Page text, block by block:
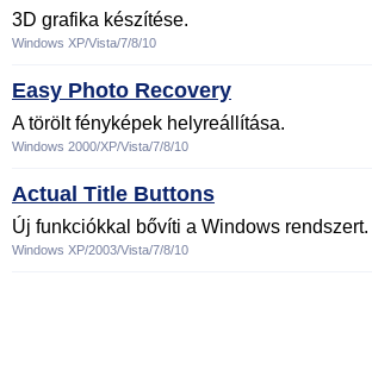
3D grafika készítése.
Windows XP/Vista/7/8/10
Easy Photo Recovery
A törölt fényképek helyreállítása.
Windows 2000/XP/Vista/7/8/10
Actual Title Buttons
Új funkciókkal bővíti a Windows rendszert.
Windows XP/2003/Vista/7/8/10